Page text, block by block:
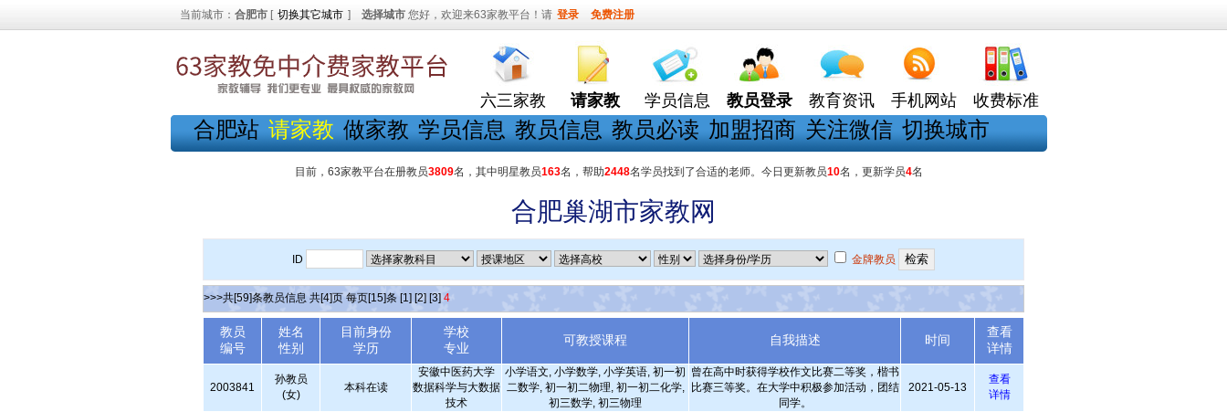
当前城市： 合肥市 [ 切换其它城市 ] 选择城市 您好，欢迎来63家教平台！请 登录 免费注册
六三家教 请家教 学员信息 教员登录 教育资讯 手机网站 收费标准
合肥站 请家教 做家教 学员信息 教员信息 教员必读 加盟招商 关注微信 切换城市
目前，63家教平台在册教员3809名，其中明星教员163名，帮助2448名学员找到了合适的老师。今日更新教员10名，更新学员4名
合肥巢湖市家教网
ID 金牌教员
>>>共[59]条教员信息 共[4]页 每页[15]条 [1] [2] [3] 4
教员
编号
姓名
性别
目前身份
学历
学校
专业
可教授课程 自我描述 时间
查看
详情
2003841
孙教员
(女)
本科在读
安徽中医药大学
数据科学与大数据
技术
小学语文, 小学数学, 小学英语, 初一初
二数学, 初一初二物理, 初一初二化学,
初三数学, 初三物理
曾在高中时获得学校作文比赛二等奖，楷书
比赛三等奖。在大学中积极参加活动，团结
同学。
2021-05-13
查看
详情